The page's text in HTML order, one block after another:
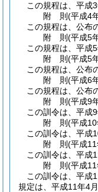
この規程は、平成
附 則(平成4
この規程は、公布
附 則(平成5
この規程は、平成
附 則(平成5
この規程は、公布
附 則(平成6
この規程は、公布
附 則(平成9
この訓令は、平成
附 則(平成
この訓令は、平成
附 則(平成
この訓令は、平成
附 則(平成
この訓令は、平成
規定は、平成11年4